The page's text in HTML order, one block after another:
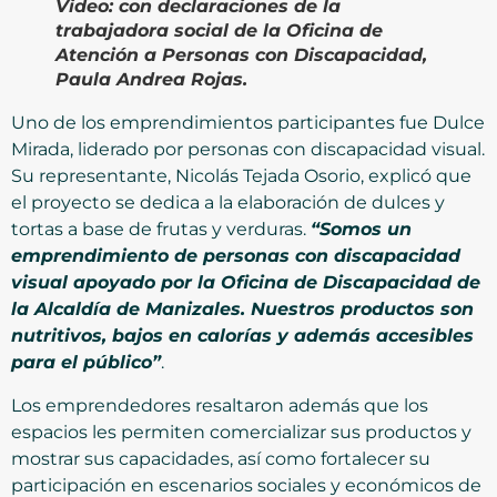
Video:con declaraciones de la
trabajadora social de la Oficina de
Atención a Personas con Discapacidad,
Paula Andrea Rojas.
Uno de los emprendimientos participantes fue Dulce
Mirada, liderado por personas con discapacidad visual.
Su representante, Nicolás Tejada Osorio, explicó que
el proyecto se dedica a la elaboración de dulces y
tortas a base de frutas y verduras. “Somos un
emprendimiento de personas con discapacidad
visual apoyado por la Oficina de Discapacidad de
la Alcaldía de Manizales. Nuestros productos son
nutritivos, bajos en calorías y además accesibles
para el público”.
Los emprendedores resaltaron además que los
espacios les permiten comercializar sus productos y
mostrar sus capacidades, así como fortalecer su
participación en escenarios sociales y económicos de